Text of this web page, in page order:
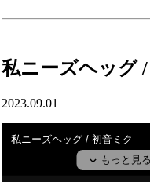
私ニーズヘッグ
2023.09.01